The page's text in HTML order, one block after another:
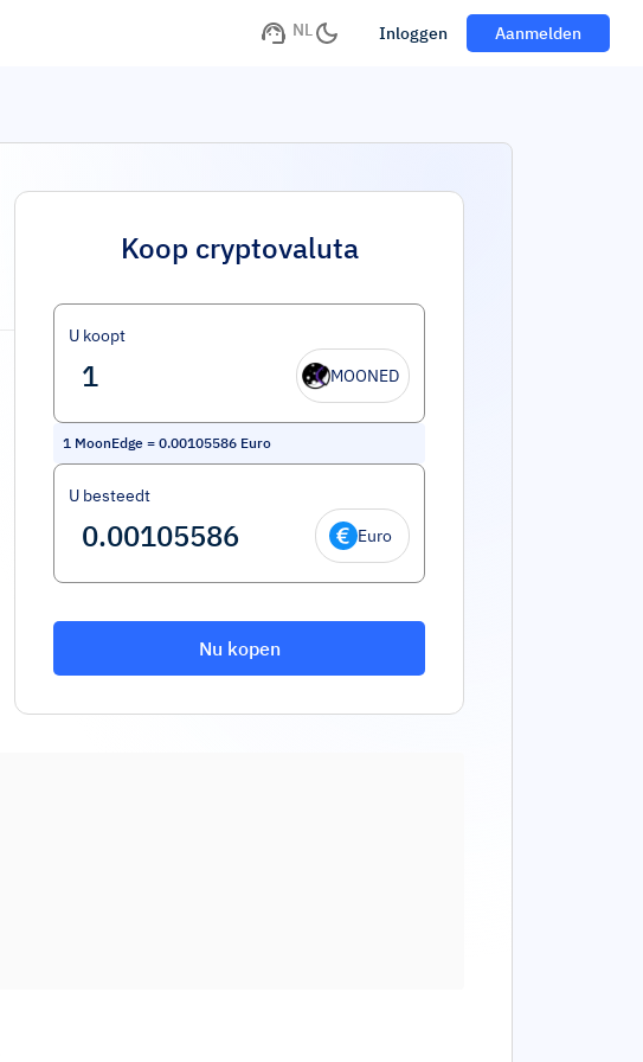
NL Inloggen Aanmelden
Koop cryptovaluta
U koopt
MOONED
1 MoonEdge = 0.00105586 Euro
U besteedt
Euro
Nu kopen